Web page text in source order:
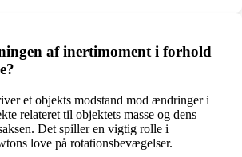
af inertimoment i forhold
et objekts modstand mod ændringer i
relateret til objektets masse og dens
Det spiller en vigtig rolle i
love på rotationsbevægelser.